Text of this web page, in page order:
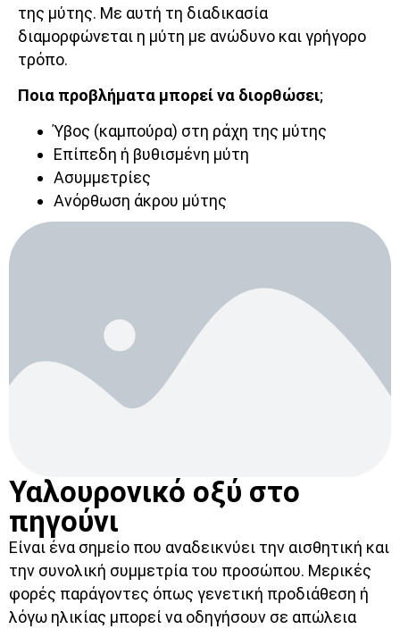
της μύτης. Με αυτή τη διαδικασία
διαμορφώνεται η μύτη με ανώδυνο και γρήγορο
τρόπο.
Ποια προβλήματα μπορεί να διορθώσει;
Ύβος (καμπούρα) στη ράχη της μύτης
Επίπεδη ή βυθισμένη μύτη
Ασυμμετρίες
Ανόρθωση άκρου μύτης
Υαλουρονικό οξύ στο
πηγούνι
Είναι ένα σημείο που αναδεικνύει την αισθητική και
την συνολική συμμετρία του προσώπου. Μερικές
φορές παράγοντες όπως γενετική προδιάθεση ή
λόγω ηλικίας μπορεί να οδηγήσουν σε απώλεια